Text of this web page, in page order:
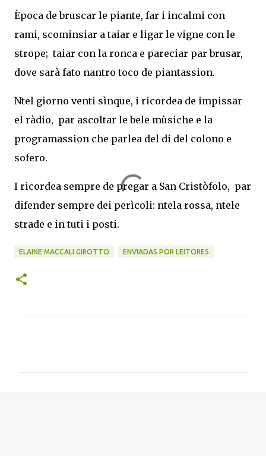
Època de bruscar le piante, far i incalmi con
rami, scominsiar a taiar e ligar le vigne con le
strope; taiar con la ronca e pareciar par brusar,
dove sarà fato nantro toco de piantassion.
Ntel giorno venti sìnque, i ricordea de impissar
el ràdio, par ascoltar le bele mùsiche e la
programassion che parlea del di del colono e
sofero.
I ricordea sempre de pregar a San Cristòfolo, par
difender sempre dei perìcoli: ntela rossa, ntele
strade e in tuti i posti.
ELAINE MACCALI GIROTTO ENVIADAS POR LEITORES